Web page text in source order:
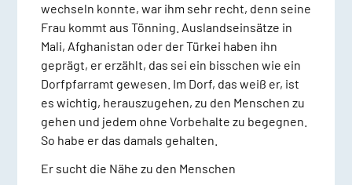
wechseln konnte, war ihm sehr recht, denn seine
Frau kommt aus Tönning. Auslandseinsätze in
Mali, Afghanistan oder der Türkei haben ihn
geprägt, er erzählt, das sei ein bisschen wie ein
Dorfpfarramt gewesen. Im Dorf, das weiß er, ist
es wichtig, herauszugehen, zu den Menschen zu
gehen und jedem ohne Vorbehalte zu begegnen.
So habe er das damals gehalten.
Er sucht die Nähe zu den Menschen